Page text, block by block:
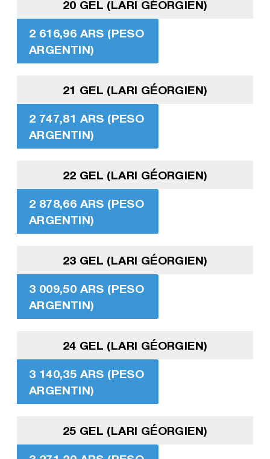
20 GEL (LARI GÉORGIEN)
2 616,96 ARS (PESO
ARGENTIN)
21 GEL (LARI GÉORGIEN)
2 747,81 ARS (PESO
ARGENTIN)
22 GEL (LARI GÉORGIEN)
2 878,66 ARS (PESO
ARGENTIN)
23 GEL (LARI GÉORGIEN)
3 009,50 ARS (PESO
ARGENTIN)
24 GEL (LARI GÉORGIEN)
3 140,35 ARS (PESO
ARGENTIN)
25 GEL (LARI GÉORGIEN)